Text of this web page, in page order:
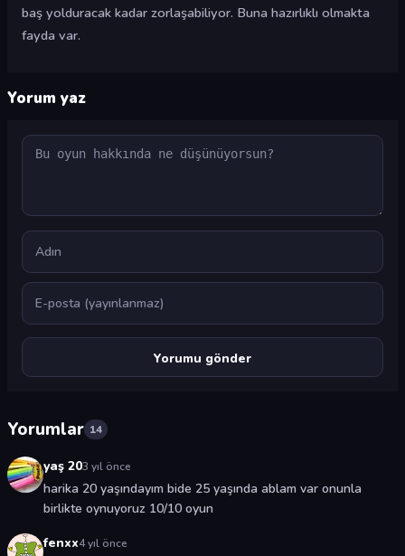
baş yolduracak kadar zorlaşabiliyor. Buna hazırlıklı olmakta
fayda var.
Yorum yaz
Yorum
Ad
E-posta
Yorumlar 14
yaş 203 yıl önce
harika 20 yaşındayım bide 25 yaşında ablam var onunla
birlikte oynuyoruz 10/10 oyun
fenxx4 yıl önce